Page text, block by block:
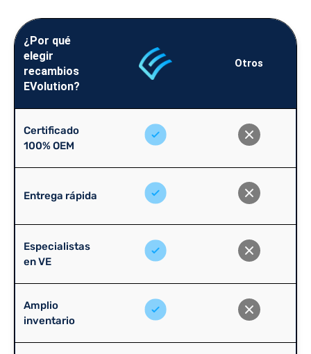
¿Por qué
elegir
recambios
EVolution?
Otros
Certificado
100% OEM
Entrega rápida
Especialistas
en VE
Amplio
inventario